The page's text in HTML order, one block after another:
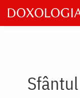
Skip
to
main